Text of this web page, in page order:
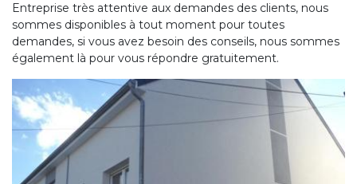
Entreprise très attentive aux demandes des clients, nous
sommes disponibles à tout moment pour toutes
demandes, si vous avez besoin des conseils, nous sommes
également là pour vous répondre gratuitement.